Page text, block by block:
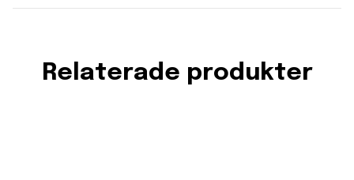
Relaterade produkter